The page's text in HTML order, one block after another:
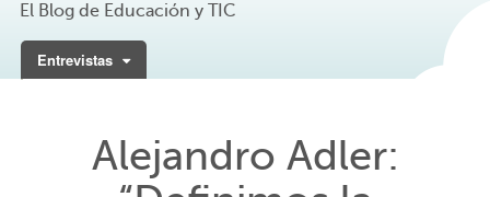
El Blog de Educación y TIC
Entrevistas
Alejandro Adler: